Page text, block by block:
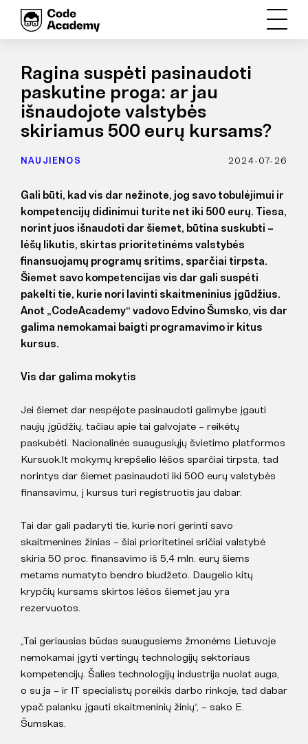
Ragina suspėti pasinaudoti
paskutine proga: ar jau
išnaudojote valstybės
skiriamus 500 eurų kursams?
NAUJIENOS 2024-07-26
Gali būti, kad vis dar nežinote, jog savo tobulėjimui ir
kompetencijų didinimui turite net iki 500 eurų. Tiesa,
norint juos išnaudoti dar šiemet, būtina suskubti –
lėšų likutis, skirtas prioritetinėms valstybės
finansuojamų programų sritims, sparčiai tirpsta.
Šiemet savo kompetencijas vis dar gali suspėti
pakelti tie, kurie nori lavinti skaitmeninius įgūdžius.
Anot „CodeAcademy“ vadovo Edvino Šumsko, vis dar
galima nemokamai baigti programavimo ir kitus
kursus.
Vis dar galima mokytis
Jei šiemet dar nespėjote pasinaudoti galimybe įgauti
naujų įgūdžių, tačiau apie tai galvojate – reikėtų
paskubėti. Nacionalinės suaugusiųjų švietimo platformos
Kursuok.lt mokymų krepšelio lėšos sparčiai tirpsta, tad
norintys dar šiemet pasinaudoti iki 500 eurų valstybės
finansavimu, į kursus turi registruotis jau dabar.
Tai dar gali padaryti tie, kurie nori gerinti savo
skaitmenines žinias – šiai prioritetinei sričiai valstybė
skiria 50 proc. finansavimo iš 5,4 mln. eurų šiems
metams numatyto bendro biudžeto. Daugelio kitų
krypčių kursams skirtos lėšos šiemet jau yra
rezervuotos.
„Tai geriausias būdas suaugusiems žmonėms Lietuvoje
nemokamai įgyti vertingų technologijų sektoriaus
kompetencijų. Šalies technologijų industrija nuolat auga,
o su ja – ir IT specialistų poreikis darbo rinkoje, tad dabar
ypač palanku įgauti skaitmeninių žinių“, – sako E.
Šumskas.